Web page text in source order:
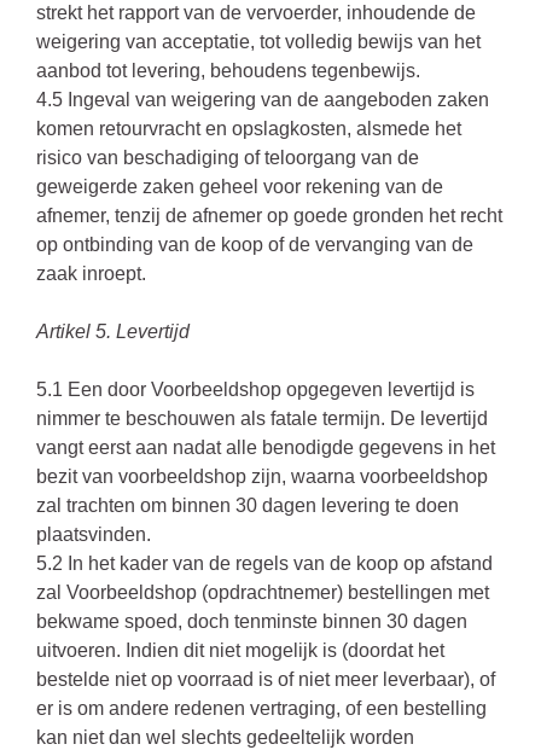
strekt het rapport van de vervoerder, inhoudende de
weigering van acceptatie, tot volledig bewijs van het
aanbod tot levering, behoudens tegenbewijs.
4.5 Ingeval van weigering van de aangeboden zaken
komen retourvracht en opslagkosten, alsmede het
risico van beschadiging of teloorgang van de
geweigerde zaken geheel voor rekening van de
afnemer, tenzij de afnemer op goede gronden het recht
op ontbinding van de koop of de vervanging van de
zaak inroept.
Artikel 5. Levertijd
5.1 Een door Voorbeeldshop opgegeven levertijd is
nimmer te beschouwen als fatale termijn. De levertijd
vangt eerst aan nadat alle benodigde gegevens in het
bezit van voorbeeldshop zijn, waarna voorbeeldshop
zal trachten om binnen 30 dagen levering te doen
plaatsvinden.
5.2 In het kader van de regels van de koop op afstand
zal Voorbeeldshop (opdrachtnemer) bestellingen met
bekwame spoed, doch tenminste binnen 30 dagen
uitvoeren. Indien dit niet mogelijk is (doordat het
bestelde niet op voorraad is of niet meer leverbaar), of
er is om andere redenen vertraging, of een bestelling
kan niet dan wel slechts gedeeltelijk worden